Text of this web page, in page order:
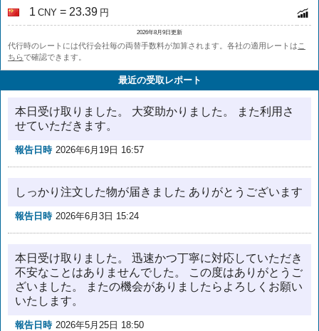
1 CNY = 23.39 円
2026年8月9日更新
代行時のレートには代行会社毎の両替手数料が加算されます。各社の適用レートは こ
ちらで確認できます。
最近の受取レポート
本日受け取りました。 大変助かりました。 また利用さ
せていただきます。
報告日時 2026年6月19日 16:57
しっかり注文した物が届きました ありがとうございます
報告日時 2026年6月3日 15:24
本日受け取りました。 迅速かつ丁寧に対応していただき
不安なことはありませんでした。 この度はありがとうご
ざいました。 またの機会がありましたらよろしくお願い
いたします。
報告日時 2026年5月25日 18:50